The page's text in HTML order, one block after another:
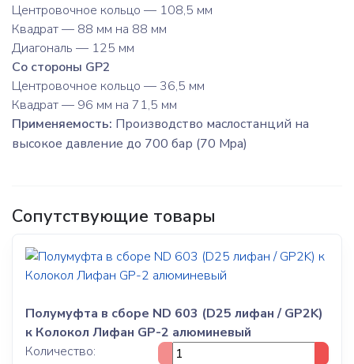
Центровочное кольцо — 108,5 мм
Квадрат — 88 мм на 88 мм
Диагональ — 125 мм
Со стороны GP2
Центровочное кольцо — 36,5 мм
Квадрат — 96 мм на 71,5 мм
Применяемость: Производство маслостанций на
высокое давление до 700 бар (70 Mpa)
Сопутствующие товары
Полумуфта в сборе ND 603 (D25 лифан / GP2K)
к Колокол Лифан GP-2 алюминевый
Количество: